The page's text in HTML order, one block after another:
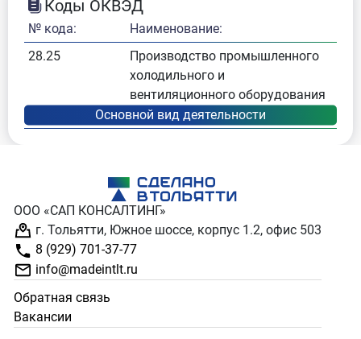
Коды ОКВЭД
№ кода:
Наименование:
28.25
Производство промышленного
холодильного и
вентиляционного оборудования
ООО «САП КОНСАЛТИНГ»
г. Тольятти, Южное шоссе, корпус 1.2, офис 503
8 (929) 701-37-77
info@madeintlt.ru
Обратная связь
Вакансии